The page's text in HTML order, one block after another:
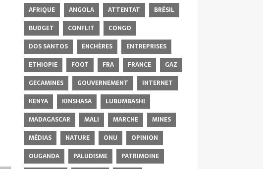
AFRIQUE ANGOLA ATTENTAT
BRÉSIL
BUDGET
CONFLIT
CONGO
DOS SANTOS
ENCHÈRES
ENTREPRISES
ETHIOPIE
FOOT FRA FRANCE
GAZ
GECAMINES
GOUVERNEMENT
INTERNET
KENYA
KINSHASA
LUBUMBASHI
MADAGASCAR
MALI MARCHE
MINES
MÉDIAS
NATURE ONU
OPINION
OUGANDA
PALUDISME PATRIMOINE